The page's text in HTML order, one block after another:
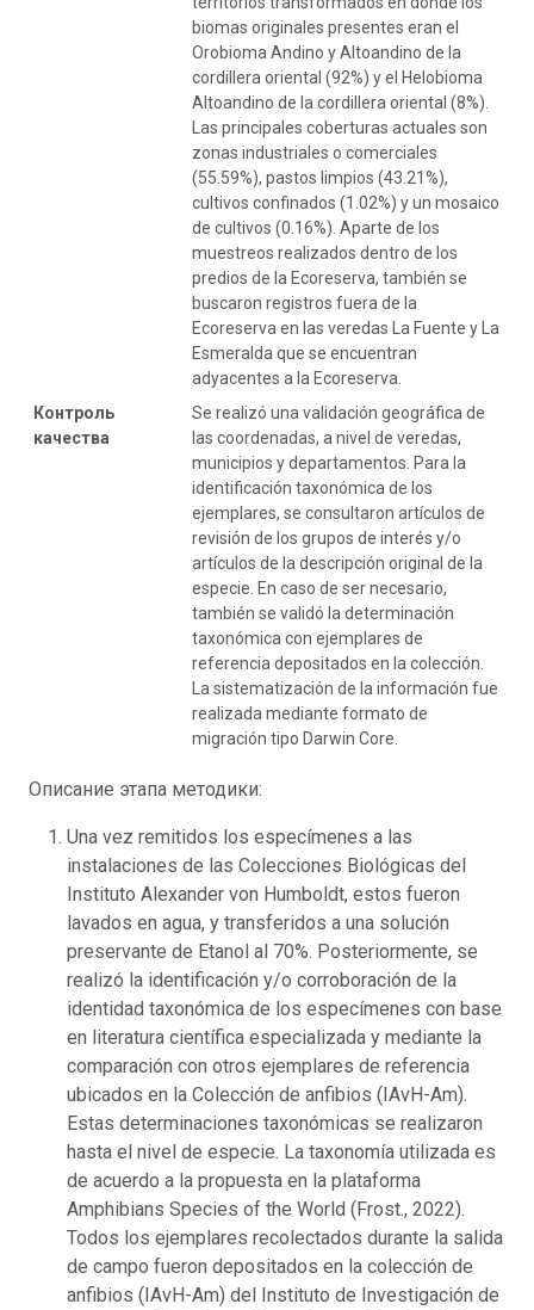
biomas originales presentes eran el
Orobioma Andino y Altoandino de la
cordillera oriental (92%) y el Helobioma
Altoandino de la cordillera oriental (8%).
Las principales coberturas actuales son
zonas industriales o comerciales
(55.59%), pastos limpios (43.21%),
cultivos confinados (1.02%) y un mosaico
de cultivos (0.16%). Aparte de los
muestreos realizados dentro de los
predios de la Ecoreserva, también se
buscaron registros fuera de la
Ecoreserva en las veredas La Fuente y La
Esmeralda que se encuentran
adyacentes a la Ecoreserva.
Контроль
качества
Se realizó una validación geográfica de
las coordenadas, a nivel de veredas,
municipios y departamentos. Para la
identificación taxonómica de los
ejemplares, se consultaron artículos de
revisión de los grupos de interés y/o
artículos de la descripción original de la
especie. En caso de ser necesario,
también se validó la determinación
taxonómica con ejemplares de
referencia depositados en la colección.
La sistematización de la información fue
realizada mediante formato de
migración tipo Darwin Core.
Описание этапа методики:
Una vez remitidos los especímenes a las
instalaciones de las Colecciones Biológicas del
Instituto Alexander von Humboldt, estos fueron
lavados en agua, y transferidos a una solución
preservante de Etanol al 70%. Posteriormente, se
realizó la identificación y/o corroboración de la
identidad taxonómica de los especímenes con base
en literatura científica especializada y mediante la
comparación con otros ejemplares de referencia
ubicados en la Colección de anfibios (IAvH-Am).
Estas determinaciones taxonómicas se realizaron
hasta el nivel de especie. La taxonomía utilizada es
de acuerdo a la propuesta en la plataforma
Amphibians Species of the World (Frost., 2022).
Todos los ejemplares recolectados durante la salida
de campo fueron depositados en la colección de
anfibios (IAvH-Am) del Instituto de Investigación de